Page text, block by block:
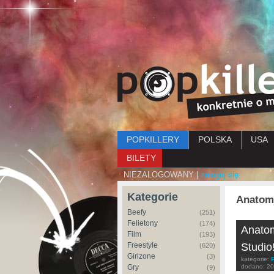
Menu główne
POPKILLERY POLSKA USA
BILETY
NIEZALOGOWANY | zaloguj się
Kategorie
Beefy (251)
Felietony (174)
Film (193)
Freestyle (620)
Girlzone (3)
Gry (9)
Studio!
kategorie:
dodano: